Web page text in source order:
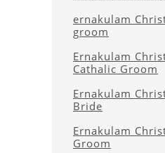
ernakulam
groom
Ernakulam
Cathalic Groom
Ernakulam
Bride
Ernakulam
Groom